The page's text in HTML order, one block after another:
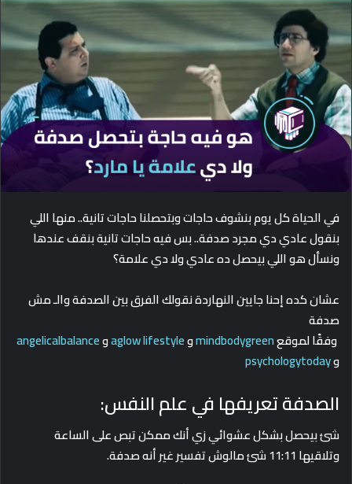
n
d
a
n
e
m
a
i
في الحياة كل يوم بنشوف حاجات وبتحصلنا حاجات تانية.. منها اللي
بنقول عادي دي مجرد صدفة.. بس فيه حاجات تانية بنقف عندها
ونسأل هو اللي بيحصل ده عادي ولا دي علامة؟
عشان كده إحنا جايين النهاردة نقولك الفرق بين الصدفة والـ مش
صدفة
وفقًا لموقعmindbodygreenوaglow lifestyleوangelicalbalance
و
الصدفة تعريفها في علم النفس:
شئ بيحصل بشكل عشوائي زي أنك ممكن تبص على الساعة
وتلاقيها 11:11 شئ مالوش تفسير غير أنه صدفة.